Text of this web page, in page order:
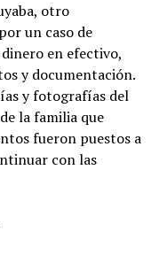
otro
un caso de
en efectivo,
y documentación.
y fotografías del
la familia que
fueron puestos a
con las